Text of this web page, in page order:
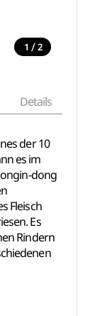
1 / 2
Details
der 10
es im
dong
Fleisch
Es
Rindern